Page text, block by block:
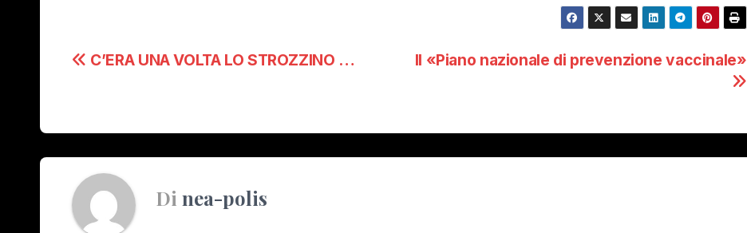
Navigazione
Il «Piano nazionale di prevenzione vaccinale»
C’ERA UNA VOLTA LO STROZZINO …
Di nea-polis